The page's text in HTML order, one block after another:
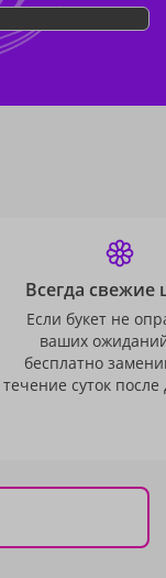
Всегда свежие
Если букет не
ваших
бесплатно
течение суток после